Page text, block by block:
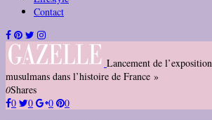
Contact
Lancement de
musulmans dans l’histoire de France »
0Shares
0
0 0 0